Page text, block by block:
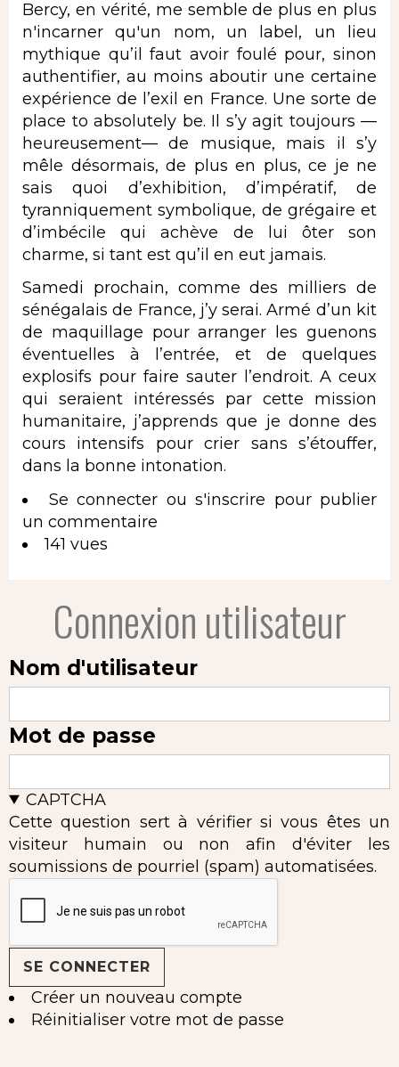
Bercy, en vérité, me semble de plus en plus
n'incarner qu'un nom, un label, un lieu
mythique qu’il faut avoir foulé pour, sinon
authentifier, au moins aboutir une certaine
expérience de l’exil en France. Une sorte de
place to absolutely be. Il s’y agit toujours —
heureusement— de musique, mais il s’y
mêle désormais, de plus en plus, ce je ne
sais quoi d’exhibition, d’impératif, de
tyranniquement symbolique, de grégaire et
d’imbécile qui achève de lui ôter son
charme, si tant est qu’il en eut jamais.
Samedi prochain, comme des milliers de
sénégalais de France, j’y serai. Armé d’un kit
de maquillage pour arranger les guenons
éventuelles à l’entrée, et de quelques
explosifs pour faire sauter l’endroit. A ceux
qui seraient intéressés par cette mission
humanitaire, j’apprends que je donne des
cours intensifs pour crier sans s’étouffer,
dans la bonne intonation.
Se connecter ou s'inscrire pour publier
un commentaire
141 vues
Connexion utilisateur
Nom d'utilisateur
Mot de passe
CAPTCHA
Cette question sert à vérifier si vous êtes un
visiteur humain ou non afin d'éviter les
soumissions de pourriel (spam) automatisées.
Créer un nouveau compte
Réinitialiser votre mot de passe